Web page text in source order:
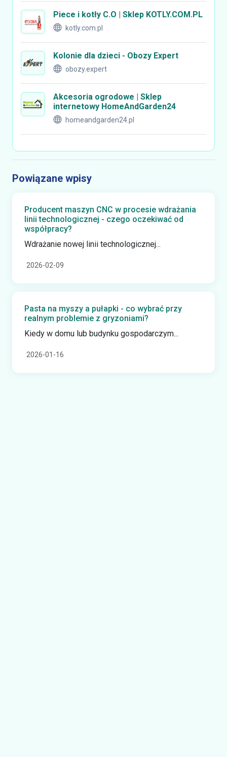
Piece i kotły C.O | Sklep KOTLY.COM.PL
kotly.com.pl
Kolonie dla dzieci - Obozy Expert
obozy.expert
Akcesoria ogrodowe | Sklep
internetowy HomeAndGarden24
homeandgarden24.pl
Powiązane wpisy
Producent maszyn CNC w procesie wdrażania
linii technologicznej - czego oczekiwać od
współpracy?
Wdrażanie nowej linii technologicznej...
2026-02-09
Pasta na myszy a pułapki - co wybrać przy
realnym problemie z gryzoniami?
Kiedy w domu lub budynku gospodarczym...
2026-01-16